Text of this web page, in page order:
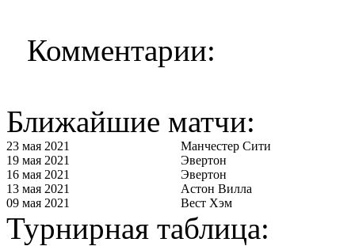
Комментарии:
Ближайшие матчи:
23 мая 2021
Манчестер Сити
19 мая 2021
Эвертон
16 мая 2021
Эвертон
13 мая 2021
Астон Вилла
09 мая 2021
Вест Хэм
Турнирная таблица: